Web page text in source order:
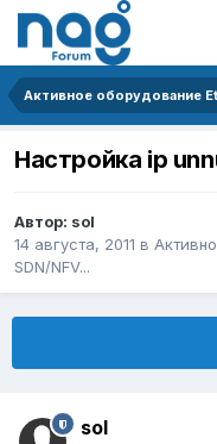
Настройка ip
Автор: sol
14 августа, 2011 в
SDN/NFV...
sol